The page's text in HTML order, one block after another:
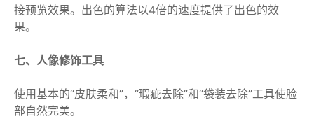
接预览效果。出色的算法以4倍的速度提供了出色的效
果。
七、人像修饰工具
使用基本的“皮肤柔和”，“瑕疵去除”和“袋装去除”工具使脸
部自然完美。